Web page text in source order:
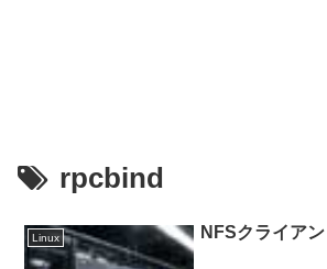
rpcbind
Linux NFSクライア